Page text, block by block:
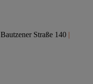
Bautzener Straße 140 |